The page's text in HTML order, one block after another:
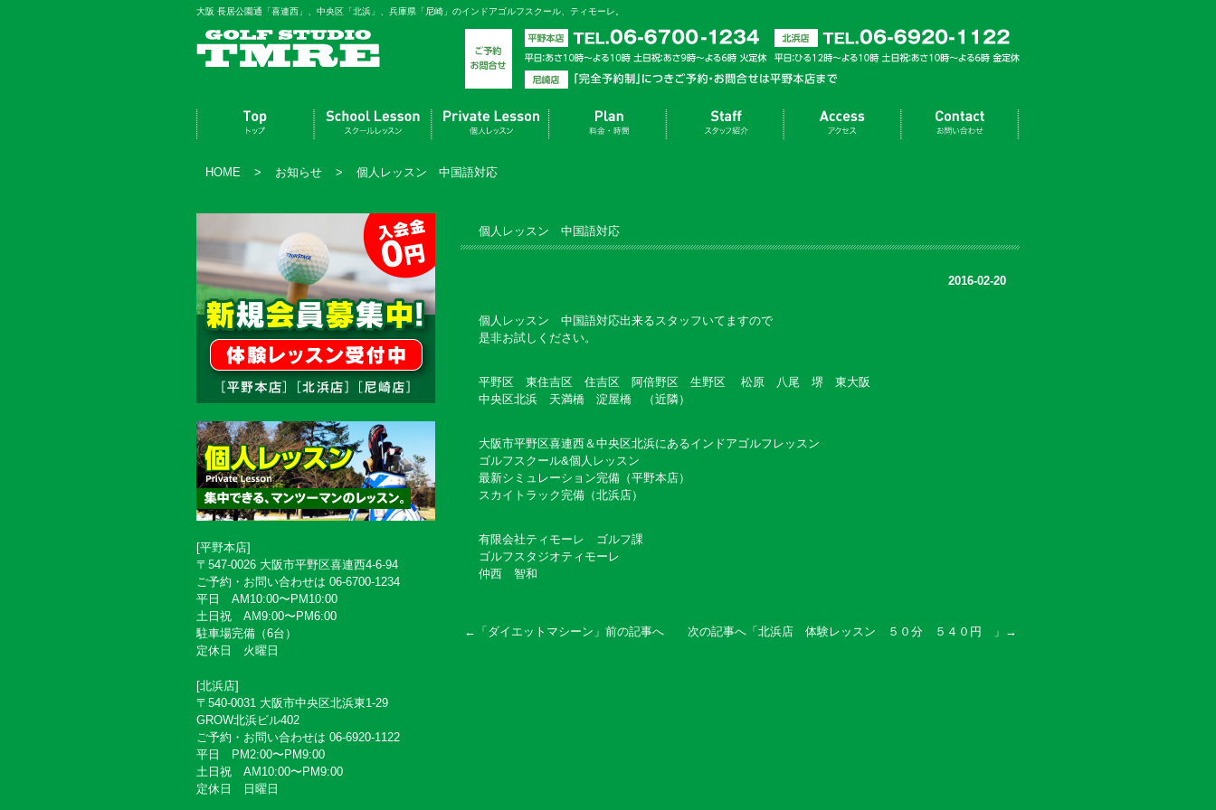
大阪 長居公園通「喜連西」、中央区「北浜」、兵庫県「尼崎」のインドアゴルフスクール、ティモーレ。
HOME > お知らせ > 個人レッスン 中国語対応
個人レッスン 中国語対応
2016-02-20
個人レッスン 中国語対応出来るスタッフいてますので
是非お試しください。
平野区 東住吉区 住吉区 阿倍野区 生野区 松原 八尾 堺 東大阪
中央区北浜 天満橋 淀屋橋 （近隣）
大阪市平野区喜連西＆中央区北浜にあるインドアゴルフレッスン
ゴルフスクール&個人レッスン
最新シミュレーション完備（平野本店）
スカイトラック完備（北浜店）
有限会社ティモーレ ゴルフ課
ゴルフスタジオティモーレ
仲西 智和
←「 ダイエットマシーン 」前の記事へ 次の記事へ「 北浜店 体験レッスン ５０分 ５４０円 」→
[平野本店]
〒547-0026 大阪市平野区喜連西4-6-94
ご予約・お問い合わせは 06-6700-1234
平日 AM10:00〜PM10:00
土日祝 AM9:00〜PM6:00
駐車場完備（6台）
定休日 火曜日
[北浜店]
〒540-0031 大阪市中央区北浜東1-29
GROW北浜ビル402
ご予約・お問い合わせは 06-6920-1122
平日 PM2:00〜PM9:00
土日祝 AM10:00〜PM9:00
定休日 日曜日